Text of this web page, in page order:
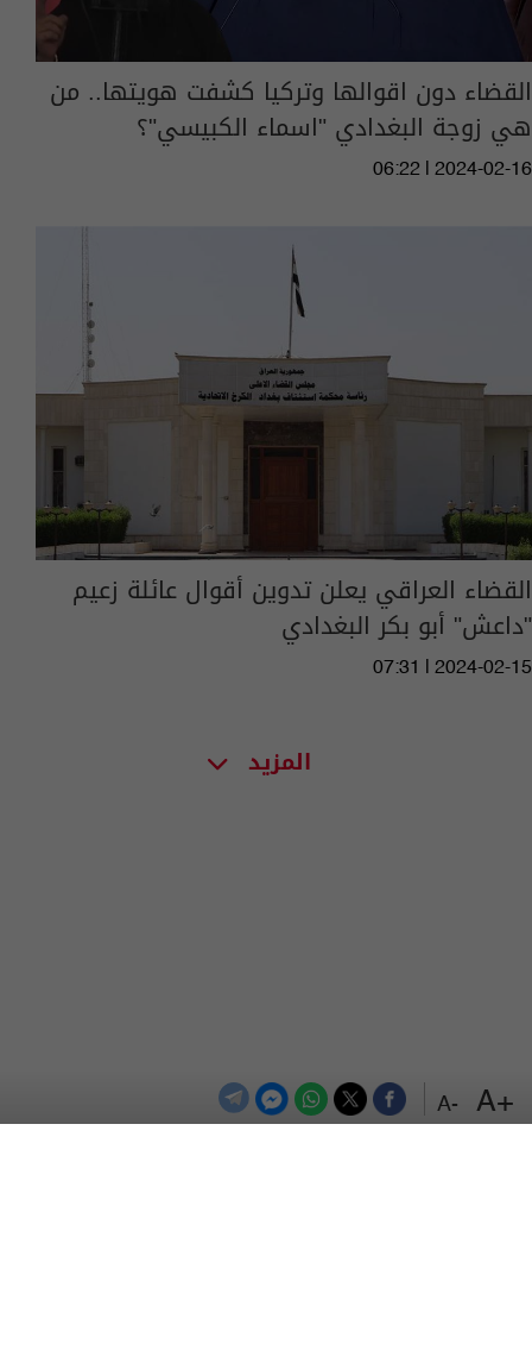
+A
-A
القضاء دون اقوالها وتركيا كشفت هويتها.. من
هي زوجة البغدادي "اسماء الكبيسي"؟
06:22 | 2024-02-16
القضاء العراقي يعلن تدوين أقوال عائلة زعيم
"داعش" أبو بكر البغدادي
07:31 | 2024-02-15
المزيد